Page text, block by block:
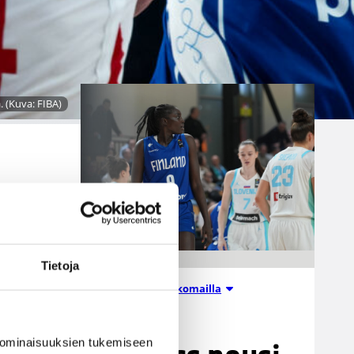
Tietoja
tukemiseen
FIBA)
jäljellä kourallinen vierekkäisiä
paikkoja.
Suomalaiset ulkomailla